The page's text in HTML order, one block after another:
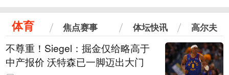
体育 焦点赛事 体坛快讯 高尔夫
不尊重！Siegel：掘金仅给略高于
中产报价 沃特森已一脚迈出大门